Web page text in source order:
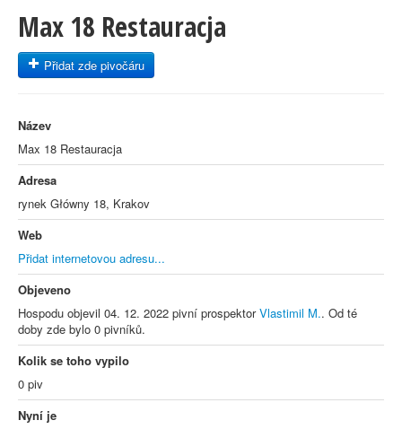
Max 18 Restauracja
Přidat zde pivočáru
Název
Max 18 Restauracja
Adresa
rynek Główny 18, Krakov
Web
Přidat internetovou adresu...
Objeveno
Hospodu objevil 04. 12. 2022 pivní prospektorVlastimil M.. Od té
doby zde bylo 0 pivníků.
Kolik se toho vypilo
0 piv
Nyní je